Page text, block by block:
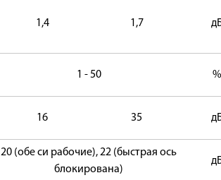
1,4 1,7
1 - 50 %
16 35
20 (обе си рабочие), 22 (быстрая ось
блокирована)